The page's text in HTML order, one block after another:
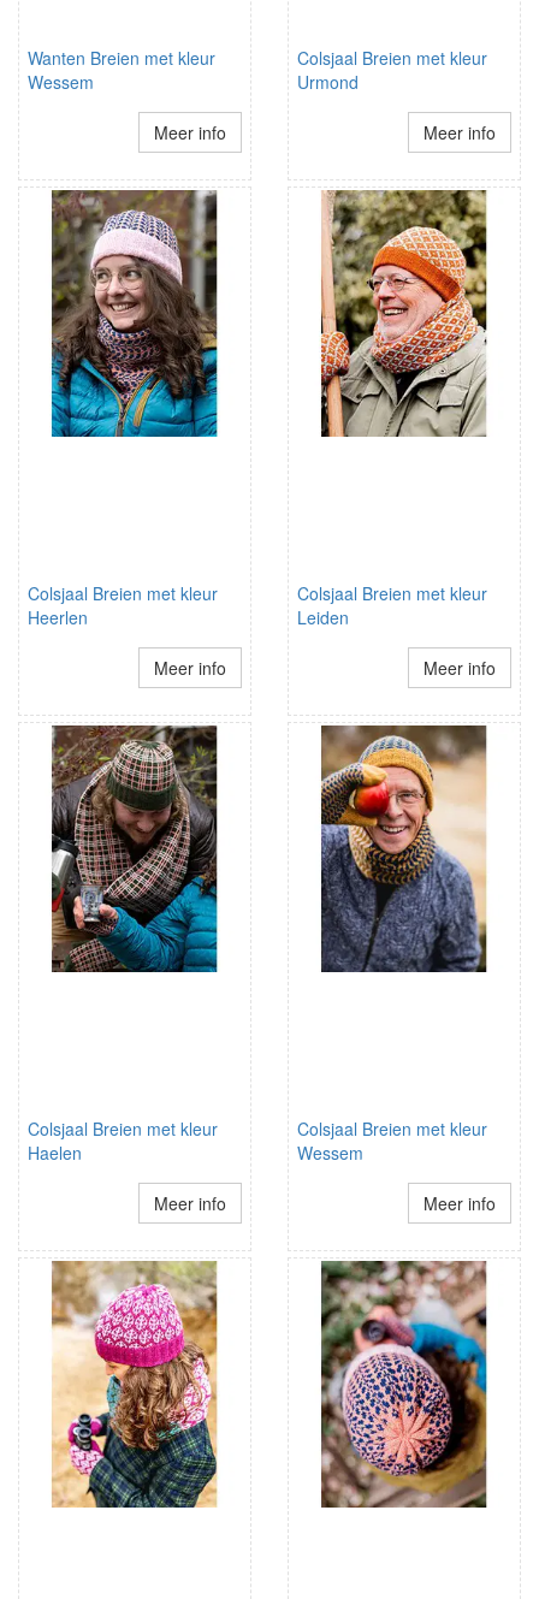
Wanten Breien met kleur
Wessem
Meer info
Colsjaal Breien met kleur
Urmond
Meer info
Colsjaal Breien met kleur
Heerlen
Meer info
Colsjaal Breien met kleur
Leiden
Meer info
Colsjaal Breien met kleur
Haelen
Meer info
Colsjaal Breien met kleur
Wessem
Meer info